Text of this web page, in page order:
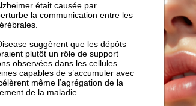
était causée par
la communication entre les
suggèrent que les dépôts
plutôt un rôle de support
observées dans les cellules
capables de s’accumuler avec
même l’agrégation de la
de la maladie.